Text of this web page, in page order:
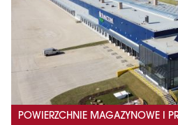
POWIERZCHNIE MAGAZYNOWE I